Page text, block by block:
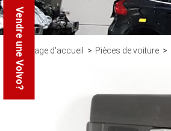
Page d'accueil Pièces de voiture
Vendre une Volvo?